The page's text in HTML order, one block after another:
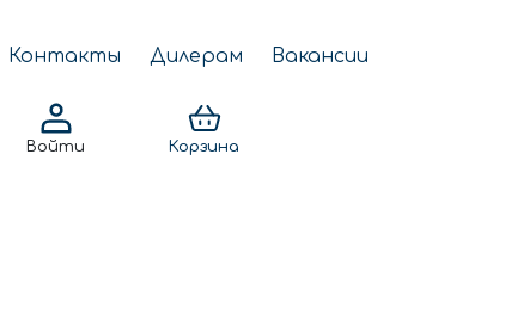
Контакты Дилерам Вакансии
Войти Корзина